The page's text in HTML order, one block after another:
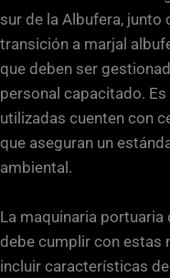
sur de la Albufera,
transición a marjal
que deben ser
personal capacitado.
utilizadas cuenten con
que aseguran un
ambiental.
La maquinaria portuaria
debe cumplir con estas
incluir características